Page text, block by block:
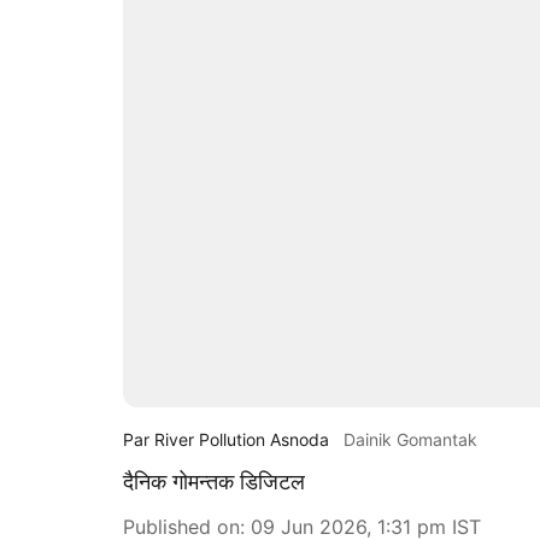
Par River Pollution Asnoda Dainik Gomantak
दैनिक गोमन्तक डिजिटल
Published on: 09 Jun 2026, 1:31 pm IST